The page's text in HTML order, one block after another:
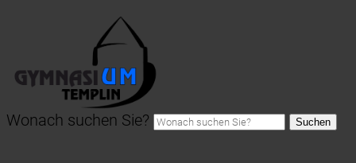
Wonach suchen Sie? Suchen